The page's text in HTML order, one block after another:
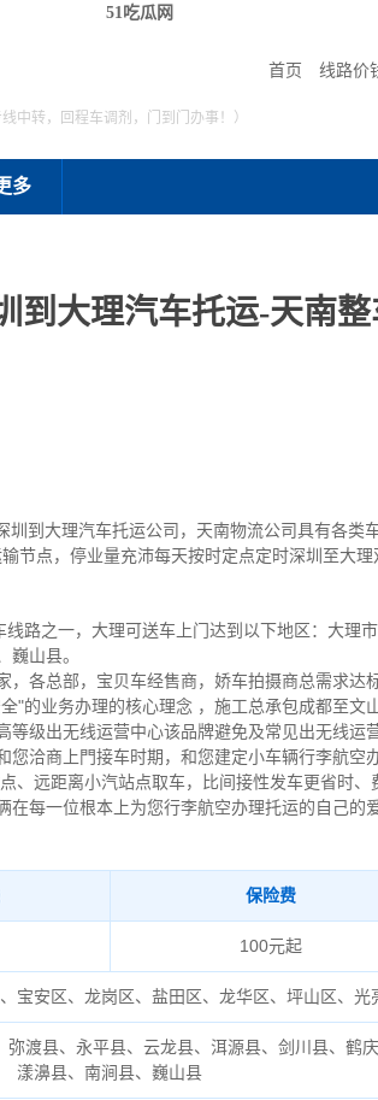
51吃瓜网
首页 线路价
中转，回程车调剂，门到门办事！）
多
到大理汽车托运-天南
圳到大理汽车托运公司，天南物流公司具有各类
节点，停业量充沛每天按时定点定时深圳至大
线路之一，大理可送车上门达到以下地区：大理
山县。
各总部，宝贝车经售商，娇车拍摄商总需求达
"的业务办理的核心理念 ，施工总承包成都至文
级出无线运营中心该品牌避免及常见出无线运
洽商上門接车时期，和您建定小车辆行李航空
、远距离小汽站点取车，比间接性发车更省时
每一位根本上为您行李航空办理托运的自己的
保险费
100元起
宝安区、龙岗区、盐田区、龙华区、坪山区、光
渡县、永平县、云龙县、洱源县、剑川县、鹤庆
漾濞县、南涧县、巍山县